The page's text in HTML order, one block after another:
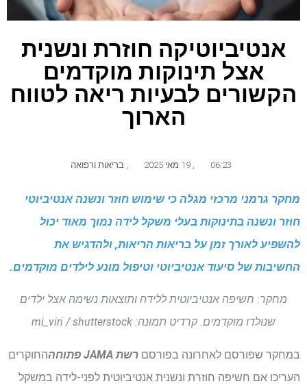
אנטיביוטיקה חוזרת ונשנית
אצל תינוקות מוקדמים
הקשורים לבעיות ריאה לטווח
הארוך
06:23 19 מאי 2025 בריאות ורפואה
מחקר גרמני מרכזי מגלה כי שימוש חוזר ונשנה אנטיביוטי
חוזר ונשנה בתינוקות בעלי משקל לידה נמוך מאוד יכול
להשפיע לאורך זמן על בריאות הריאות, ולהדגיש את
החשיבות של סיעוד אנטיביוטי וטיפול מונע לילדים מוקדמים.
מחקר: חשיפה אנטיביוטית ללידה ותוצאות נשימה אצל ילדים
שנולדו מוקדמים. קרדיט תמונה: mi_viri / shutterstock
במחקר שפורסם לאחרונה בפורסם רשת JAMA פתוחה
החוקרים
העריכו אם חשיפה חוזרת ונשנית אנטיביוטית לפני-לידה במשקל